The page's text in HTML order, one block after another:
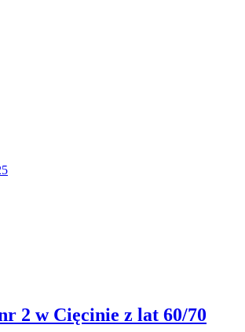
2 w Cięcinie z lat 60/70